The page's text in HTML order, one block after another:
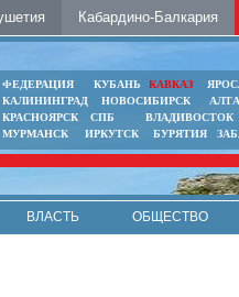
Кабардино-Балкария
ФЕДЕРАЦИЯ КУБАНЬ КАВКАЗ
КАЛИНИНГРАД
НОВОСИБИРСК
КРАСНОЯРСК
СПБ
ВЛАДИВОСТОК
МУРМАНСК
ИРКУТСК БУРЯТИЯ
ВЛАСТЬ
ОБЩЕСТВО